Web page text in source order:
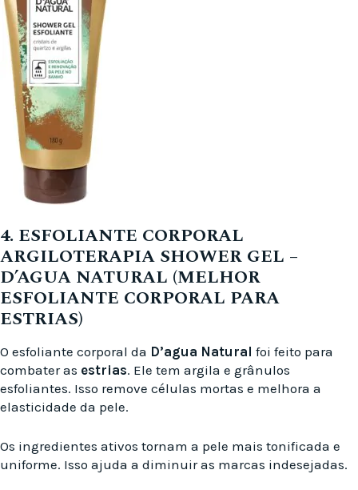
4. ESFOLIANTE CORPORAL
ARGILOTERAPIA SHOWER GEL –
D’AGUA NATURAL (MELHOR
ESFOLIANTE CORPORAL PARA
ESTRIAS)
O esfoliante corporal da D’agua Natural foi feito para
combater as estrias. Ele tem argila e grânulos
esfoliantes. Isso remove células mortas e melhora a
elasticidade da pele.
Os ingredientes ativos tornam a pele mais tonificada e
uniforme. Isso ajuda a diminuir as marcas indesejadas.